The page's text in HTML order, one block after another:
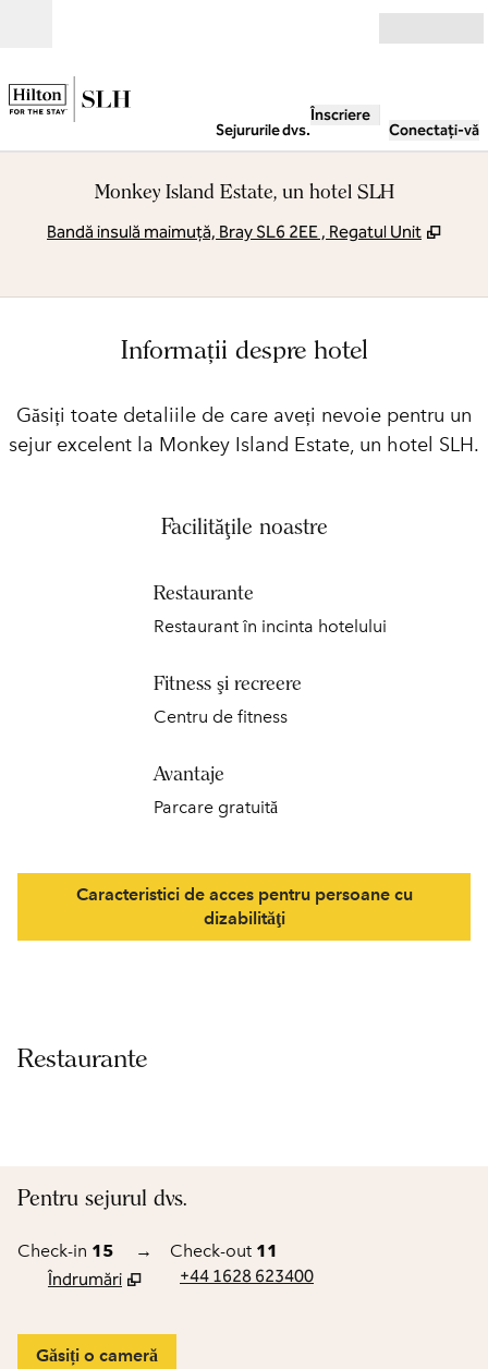
Sejururile dvs.
Înscriere
Conectați-vă
Monkey Island Estate, un hotel SLH
Bandă insulă maimuță, Bray SL6 2EE , Regatul Unit ,
Informații despre hotel
Găsiți toate detaliile de care aveți nevoie pentru un
sejur excelent la Monkey Island Estate, un hotel SLH.
Facilităţile noastre
Restaurante
Restaurant în incinta hotelului
Fitness şi recreere
Centru de fitness
Avantaje
Parcare gratuită
Caracteristici de acces pentru persoane cu
dizabilităţi
Restaurante
Pentru sejurul dvs.
Check-in 15 → Check-out 11
Îndrumări
+44 1628 623400
Găsiți o cameră